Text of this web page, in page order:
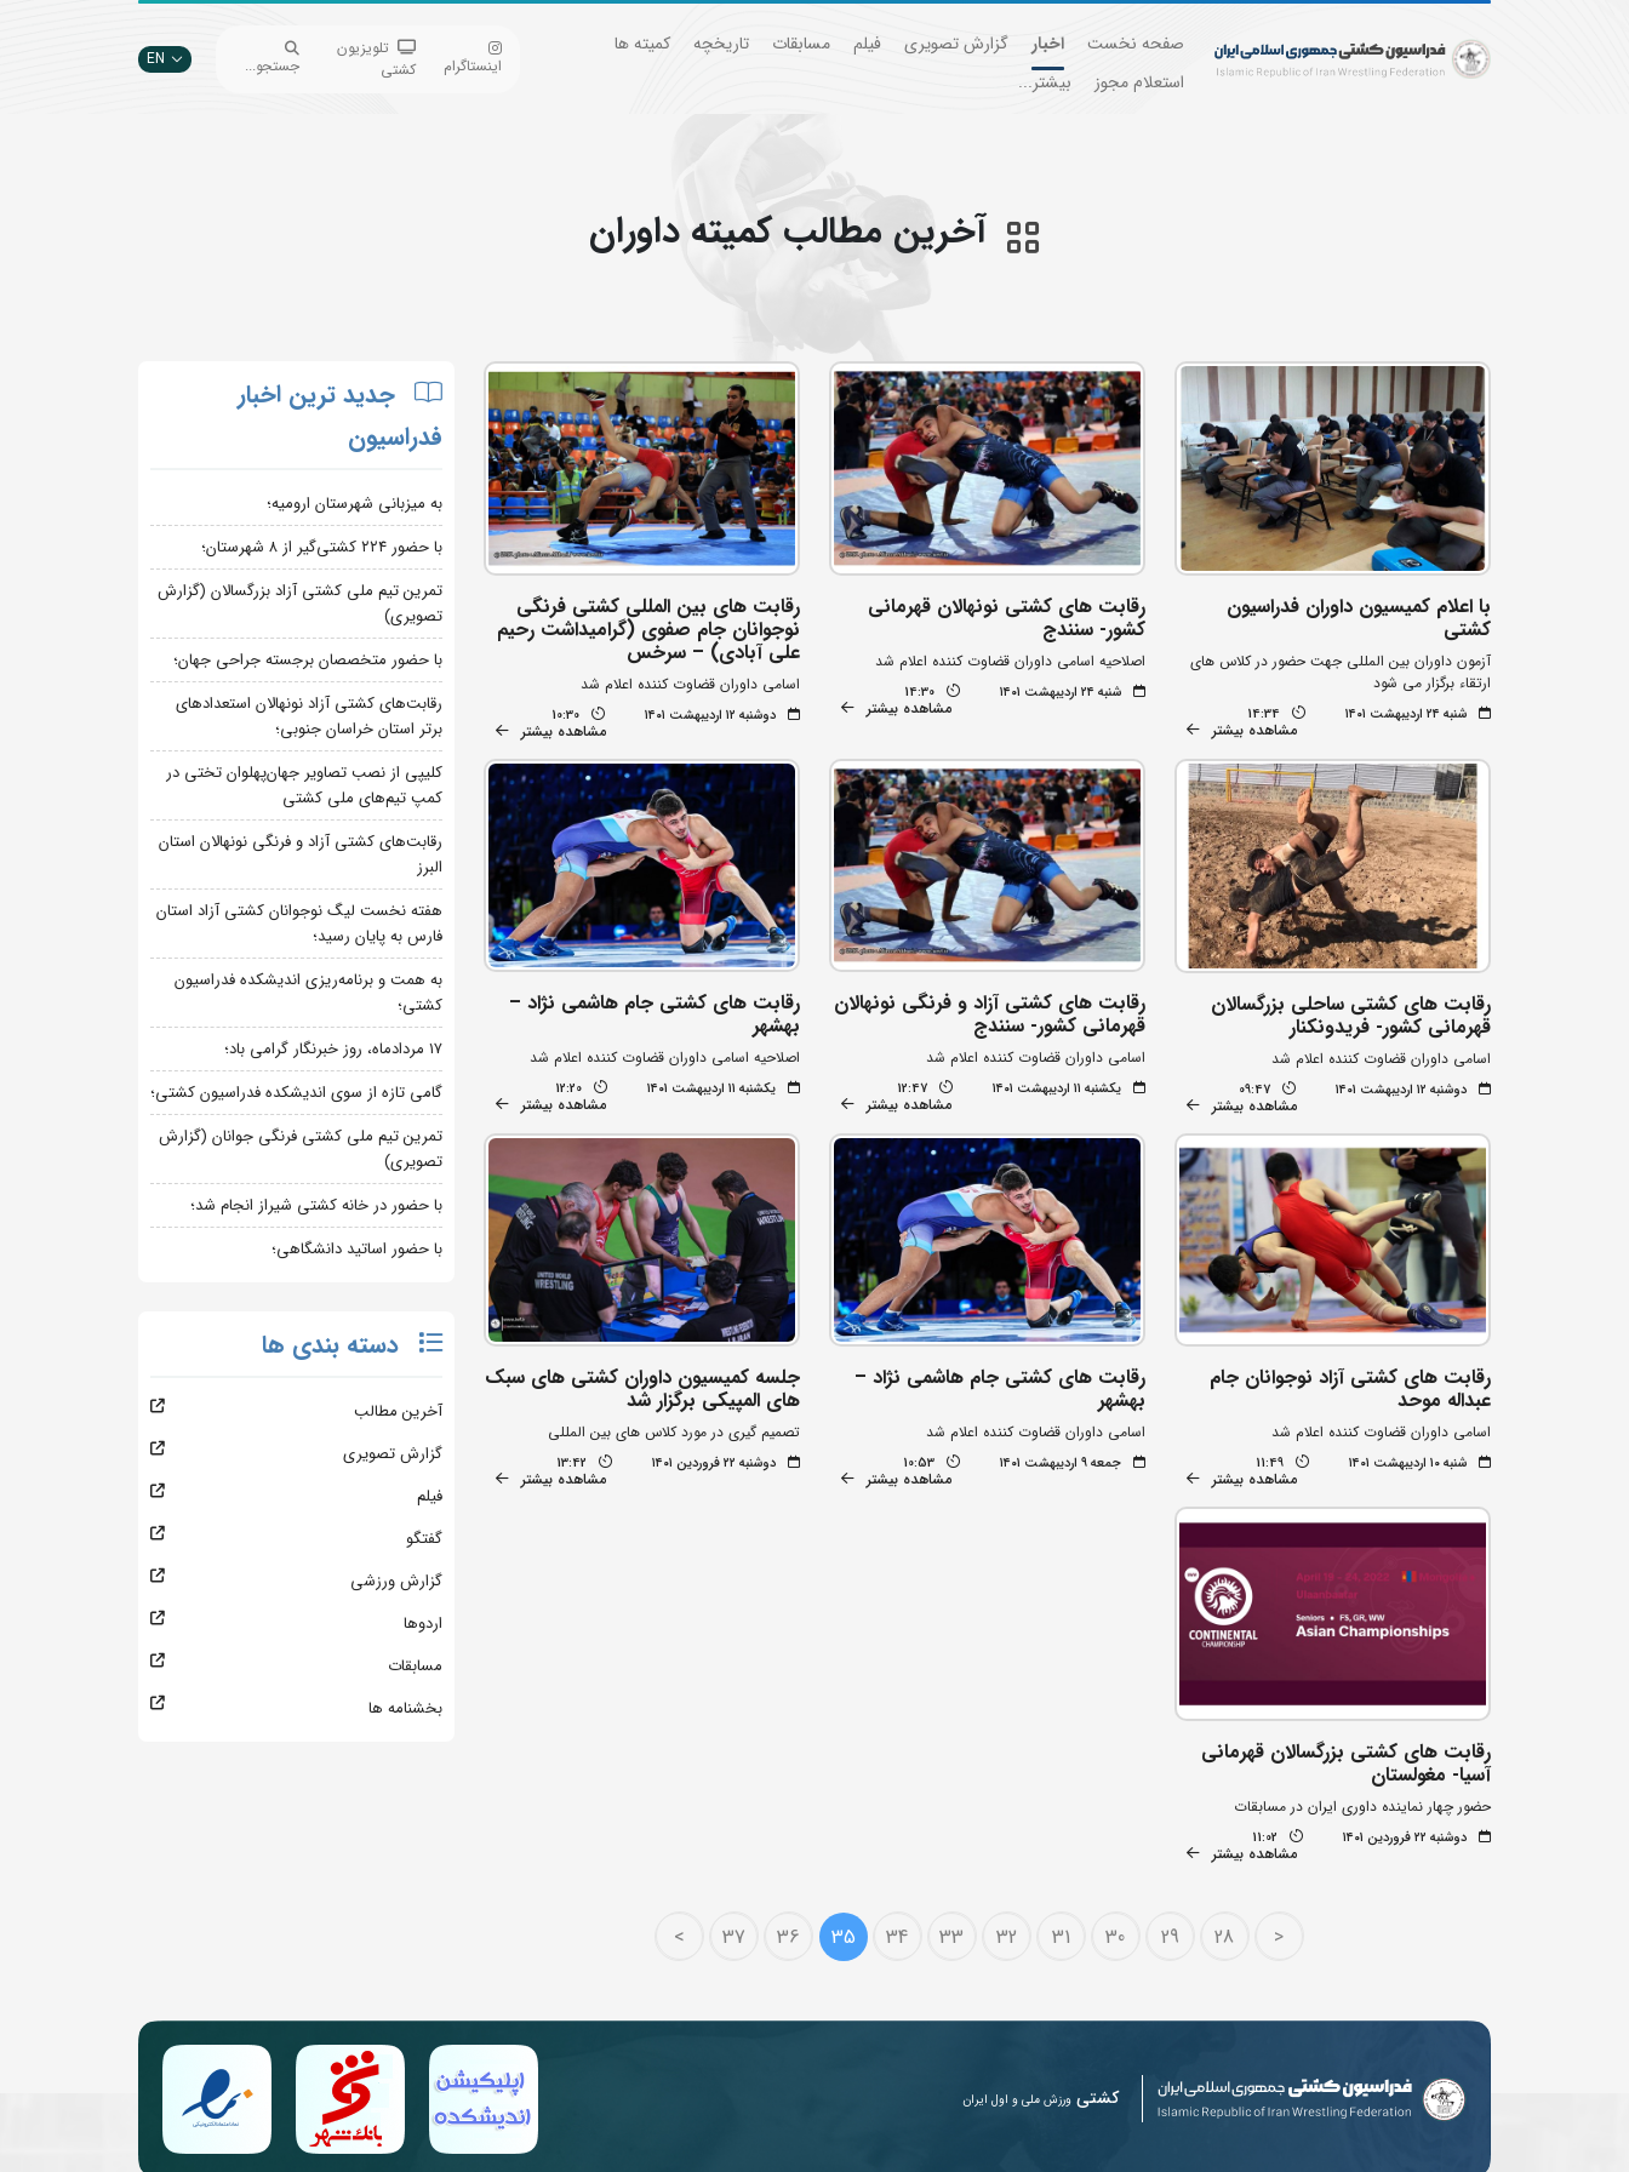
صفحه نخست اخبار گزارش تصویری فیلم مسابقات تاریخچه
کمیته ها
استعلام مجوز
بیشتر...
اینستاگرام
تلویزیون
کشتی
جستجو... EN
آخرین مطالب کمیته داوران
با اعلام کمیسیون داوران فدراسیون
کشتی
آزمون داوران بین المللی جهت حضور در کلاس های
ارتقاء برگزار می شود
شنبه ۲۴ اردیبهشت ۱۴۰۱ 14:34
مشاهده بیشتر
رقابت های کشتی نونهالان قهرمانی
کشور- سنندج
اصلاحیه اسامی داوران قضاوت کننده اعلام شد
شنبه ۲۴ اردیبهشت ۱۴۰۱ 14:30
مشاهده بیشتر
رقابت های بین المللی کشتی فرنگی
نوجوانان جام صفوی (گرامیداشت رحیم
علی آبادی) – سرخس
اسامی داوران قضاوت کننده اعلام شد
دوشنبه ۱۲ اردیبهشت ۱۴۰۱ 10:30
مشاهده بیشتر
رقابت های کشتی ساحلی بزرگسالان
قهرمانی کشور- فریدونکنار
اسامی داوران قضاوت کننده اعلام شد
دوشنبه ۱۲ اردیبهشت ۱۴۰۱ 09:47
مشاهده بیشتر
رقابت های کشتی آزاد و فرنگی نونهالان
قهرمانی کشور- سنندج
اسامی داوران قضاوت کننده اعلام شد
یکشنبه ۱۱ اردیبهشت ۱۴۰۱ 12:47
مشاهده بیشتر
رقابت های کشتی جام هاشمی نژاد –
بهشهر
اصلاحیه اسامی داوران قضاوت کننده اعلام شد
یکشنبه ۱۱ اردیبهشت ۱۴۰۱ 12:20
مشاهده بیشتر
رقابت های کشتی آزاد نوجوانان جام
عبداله موحد
اسامی داوران قضاوت کننده اعلام شد
شنبه ۱۰ اردیبهشت ۱۴۰۱ 11:49
مشاهده بیشتر
رقابت های کشتی جام هاشمی نژاد –
بهشهر
اسامی داوران قضاوت کننده اعلام شد
جمعه ۹ اردیبهشت ۱۴۰۱ 10:53
مشاهده بیشتر
جلسه کمیسیون داوران کشتی های سبک
های المپیکی برگزار شد
تصمیم گیری در مورد کلاس های بین المللی
دوشنبه ۲۲ فروردین ۱۴۰۱ 13:42
مشاهده بیشتر
رقابت های کشتی بزرگسالان قهرمانی
آسیا- مغولستان
حضور چهار نماینده داوری ایران در مسابقات
دوشنبه ۲۲ فروردین ۱۴۰۱ 11:02
مشاهده بیشتر
<
28
29
30
31
32
33
34
35
36
37
>
جدید ترین اخبار
فدراسیون
به میزبانی شهرستان ارومیه؛
با حضور ۲۲۴ کشتی‌گیر از ۸ شهرستان؛
تمرین تیم ملی کشتی آزاد بزرگسالان (گزارش
تصویری)
با حضور متخصصان برجسته جراحی جهان؛
رقابت‌های کشتی آزاد نونهالان استعدادهای
برتر استان خراسان جنوبی؛
کلیپی از نصب تصاویر جهان‌پهلوان تختی در
کمپ تیم‌های ملی کشتی
رقابت‌های کشتی آزاد و فرنگی نونهالان استان
البرز
هفته نخست لیگ نوجوانان کشتی آزاد استان
فارس به پایان رسید؛
به همت و برنامه‌ریزی اندیشکده فدراسیون
کشتی؛
۱۷ مردادماه، روز خبرنگار گرامی باد؛
گامی تازه از سوی اندیشکده فدراسیون کشتی؛
تمرین تیم ملی کشتی فرنگی جوانان (گزارش
تصویری)
با حضور در خانه کشتی شیراز انجام شد؛
با حضور اساتید دانشگاهی؛
دسته بندی ها
آخرین مطالب
گزارش تصویری
فیلم
گفتگو
گزارش ورزشی
اردوها
مسابقات
بخشنامه ها
کشتی ورزش ملی و اول ایران